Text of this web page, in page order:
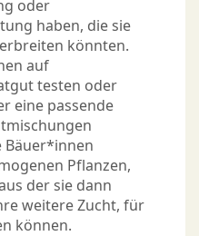
oder
haben, die sie
könnten.
auf
testen oder
eine passende
Bäuer*innen
Pflanzen,
der sie dann
weitere Zucht, für
können.